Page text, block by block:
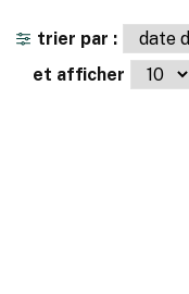
trier par :
et afficher